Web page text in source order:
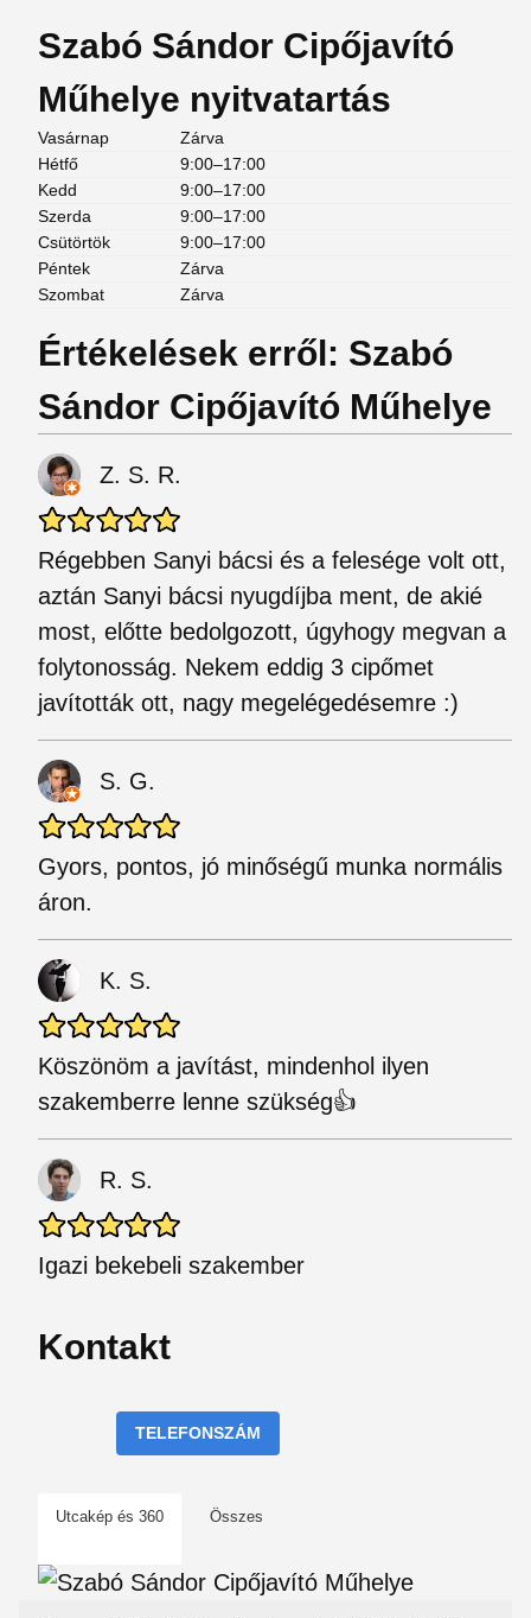
Szabó Sándor Cipőjavító
Műhelye nyitvatartás
Vasárnap
Zárva
Hétfő
9:00–17:00
Kedd
9:00–17:00
Szerda
9:00–17:00
Csütörtök
9:00–17:00
Péntek
Zárva
Szombat
Zárva
Értékelések erről: Szabó
Sándor Cipőjavító Műhelye
Z. S. R.
Régebben Sanyi bácsi és a felesége volt ott,
aztán Sanyi bácsi nyugdíjba ment, de akié
most, előtte bedolgozott, úgyhogy megvan a
folytonosság. Nekem eddig 3 cipőmet
javították ott, nagy megelégedésemre :)
S. G.
Gyors, pontos, jó minőségű munka normális
áron.
K. S.
Köszönöm a javítást, mindenhol ilyen
szakemberre lenne szükség👍
R. S.
Igazi bekebeli szakember
Kontakt
TELEFONSZÁM
Utcakép és 360 Összes